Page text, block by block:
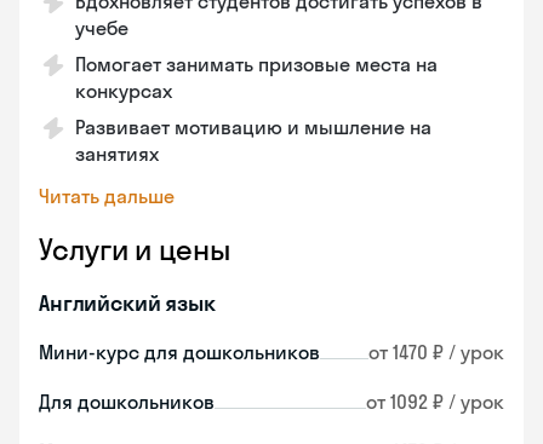
учебе
Помогает занимать призовые места на
конкурсах
Развивает мотивацию и мышление на
занятиях
Читать дальше
Услуги и цены
Английский язык
Мини-курс для дошкольников от 1470 ₽ / урок
Для дошкольников от 1092 ₽ / урок